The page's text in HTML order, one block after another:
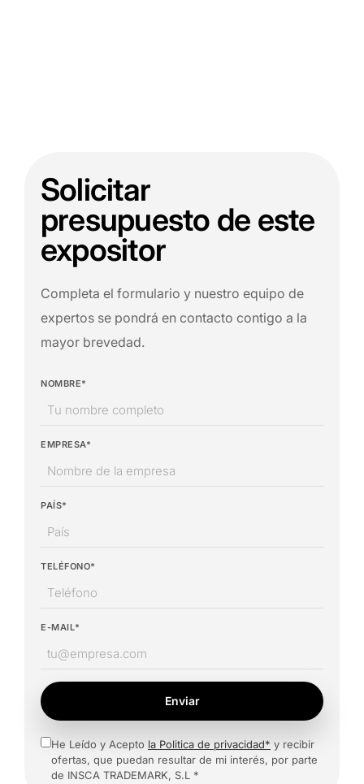
Solicitar
presupuesto de este
expositor
Completa el formulario y nuestro equipo de
expertos se pondrá en contacto contigo a la
mayor brevedad.
NOMBRE*
EMPRESA*
PAÍS*
TELÉFONO*
E-MAIL*
Enviar
He Leído y Acepto la Politica de privacidad* y recibir
ofertas, que puedan resultar de mi interés, por parte
de INSCA TRADEMARK, S.L *